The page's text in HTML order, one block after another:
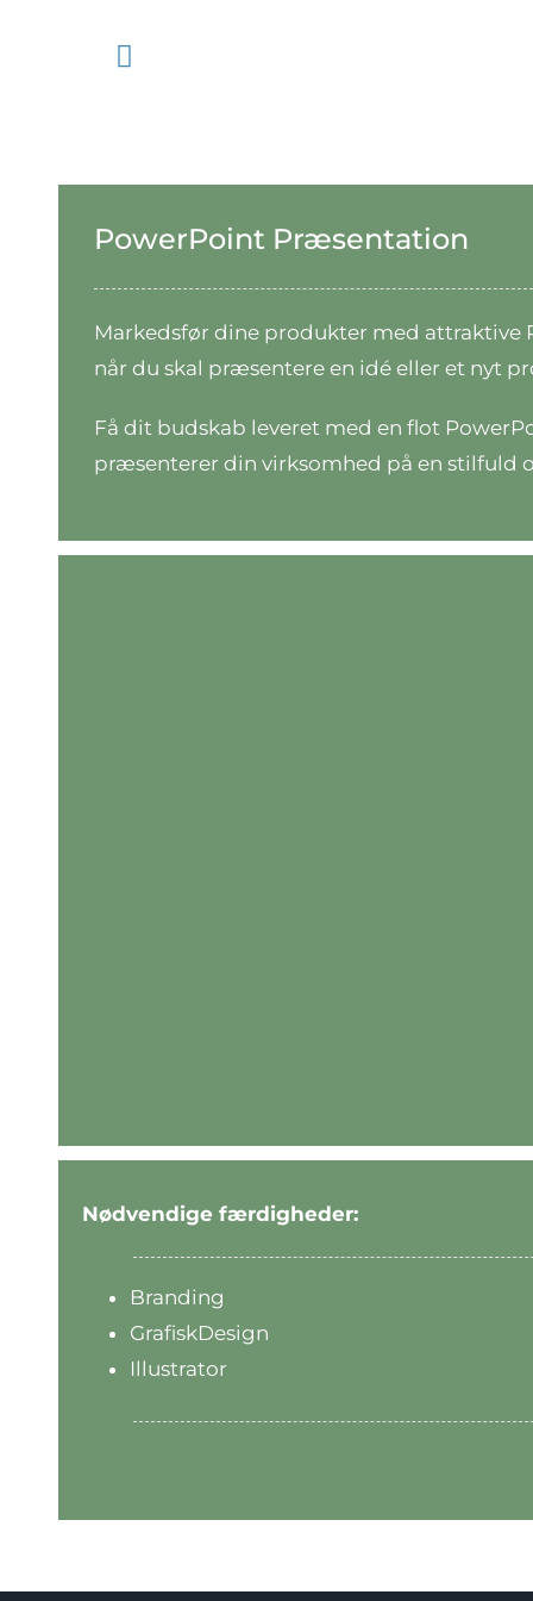
PowerPoint Præsentation
Markedsfør dine produkter med
når du skal præsentere en idé eller et nyt
Få dit budskab leveret med en flot
præsenterer din virksomhed på en stilfuld
Nødvendige færdigheder:
Branding
GrafiskDesign
Illustrator